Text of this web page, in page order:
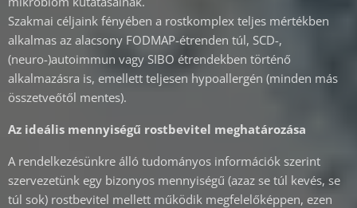
Szakmai céljaink fényében a rostkomplex teljes mértékben
alkalmas az alacsony FODMAP-étrenden túl, SCD-,
(neuro-)autoimmun vagy SIBO étrendekben történő
alkalmazásra is, emellett teljesen hypoallergén (minden más
összetveőtől mentes).
Az ideális mennyiségű rostbevitel meghatározása
A rendelkezésünkre álló tudományos információk szerint
szervezetünk egy bizonyos mennyiségű (azaz se túl kevés, se
túl sok) rostbevitel mellett működik megfelelőképpen, ezen